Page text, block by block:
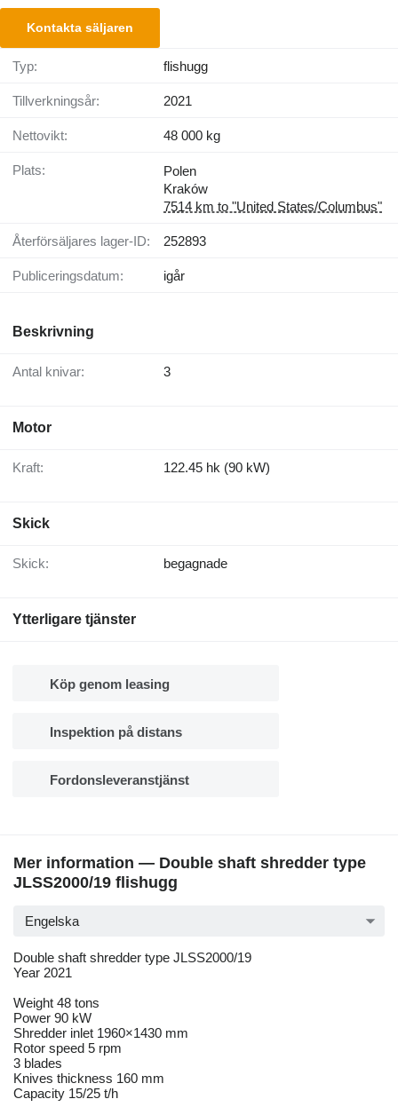
Kontakta säljaren
Typ: flishugg
Tillverkningsår: 2021
Nettovikt: 48 000 kg
Plats:
Polen
Kraków
7514 km to "United States/Columbus"
Återförsäljares lager-ID: 252893
Publiceringsdatum: igår
Beskrivning
Antal knivar: 3
Motor
Kraft: 122.45 hk (90 kW)
Skick
Skick: begagnade
Ytterligare tjänster
Köp genom leasing
Inspektion på distans
Fordonsleveranstjänst
Mer information — Double shaft shredder type
JLSS2000/19 flishugg
Engelska
Double shaft shredder type JLSS2000/19
Year 2021
Weight 48 tons
Power 90 kW
Shredder inlet 1960×1430 mm
Rotor speed 5 rpm
3 blades
Knives thickness 160 mm
Capacity 15/25 t/h